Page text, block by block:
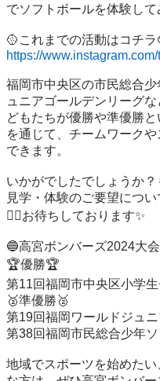
でソフトボールを体験し
https://
福岡市中央区の市民総合
ュニアゴールデンリーグ
どもたちが優勝や準優勝
を通じて、チームワーク
できます。
いかがでしたでしょうか
見学・体験のご要望につ
🙇‍♂️お待ちしております✨
🔵高宮ボンバーズ2024大
🏆優勝🏆
第11回福岡市中央区小学
🥈準優勝🥈
第19回福岡ワールドジュ
第38回福岡市民総合少年
地域でスポーツを始めた